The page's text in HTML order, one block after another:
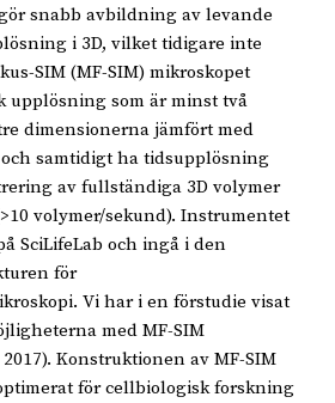
snabb avbildning av levande
i 3D, vilket tidigare inte
SIM (MF-SIM) mikroskopet
upplösning som är minst två
dimensionerna jämfört med
samtidigt ha tidsupplösning
av fullständiga 3D volymer
volymer/sekund). Instrumentet
SciLifeLab och ingå i den
för
Vi har i en förstudie visat
med MF-SIM
Konstruktionen av MF-SIM
för cellbiologisk forskning